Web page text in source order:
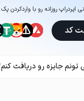
ایردراپ روزانه رو با وارد‌کردن
کد
جایزه رو دریافت